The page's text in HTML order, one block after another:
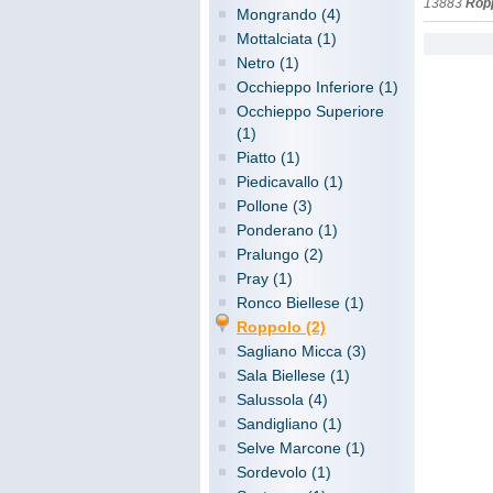
Mongrando (4)
Mottalciata (1)
Netro (1)
Occhieppo Inferiore (1)
Occhieppo Superiore
(1)
Piatto (1)
Piedicavallo (1)
Pollone (3)
Ponderano (1)
Pralungo (2)
Pray (1)
Ronco Biellese (1)
Roppolo (2)
Sagliano Micca (3)
Sala Biellese (1)
Salussola (4)
Sandigliano (1)
Selve Marcone (1)
Sordevolo (1)
13883